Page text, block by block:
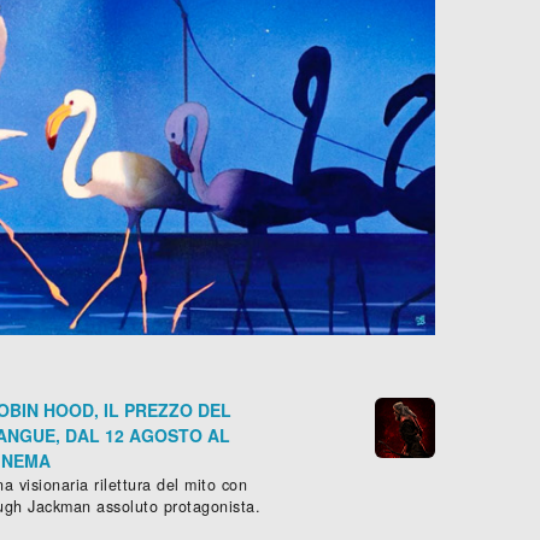
HOOD, IL PREZZO DEL
DAL 12 AGOSTO AL
visionaria rilettura del mito con
Jackman assoluto protagonista.